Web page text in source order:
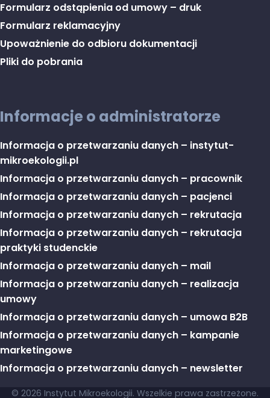
Formularz odstąpienia od umowy – druk
Formularz reklamacyjny
Upoważnienie do odbioru dokumentacji
Pliki do pobrania
Informacje o administratorze
Informacja o przetwarzaniu danych – instytut-
mikroekologii.pl
Informacja o przetwarzaniu danych – pracownik
Informacja o przetwarzaniu danych – pacjenci
Informacja o przetwarzaniu danych – rekrutacja
Informacja o przetwarzaniu danych – rekrutacja
praktyki studenckie
Informacja o przetwarzaniu danych – mail
Informacja o przetwarzaniu danych – realizacja
umowy
Informacja o przetwarzaniu danych – umowa B2B
Informacja o przetwarzaniu danych – kampanie
marketingowe
Informacja o przetwarzaniu danych – newsletter
© 2026 Instytut Mikroekologii. Wszelkie prawa zastrzeżone.